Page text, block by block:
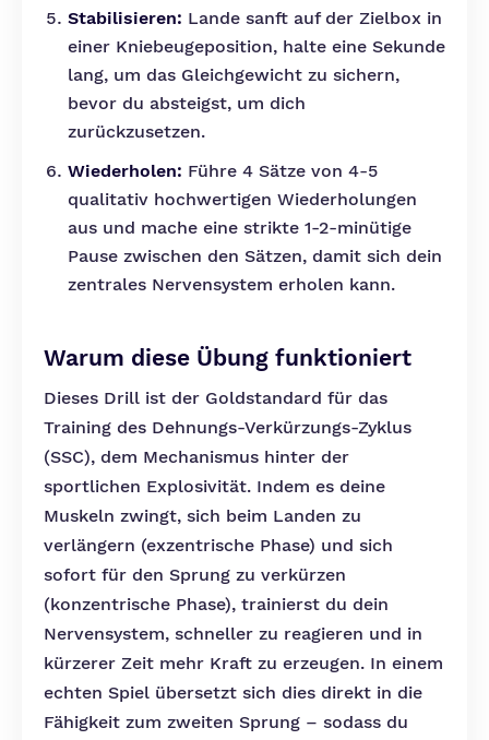
Stabilisieren: Lande sanft auf der Zielbox in
einer Kniebeugeposition, halte eine Sekunde
lang, um das Gleichgewicht zu sichern,
bevor du absteigst, um dich
zurückzusetzen.
Wiederholen: Führe 4 Sätze von 4-5
qualitativ hochwertigen Wiederholungen
aus und mache eine strikte 1-2-minütige
Pause zwischen den Sätzen, damit sich dein
zentrales Nervensystem erholen kann.
Warum diese Übung funktioniert
Dieses Drill ist der Goldstandard für das
Training des Dehnungs-Verkürzungs-Zyklus
(SSC), dem Mechanismus hinter der
sportlichen Explosivität. Indem es deine
Muskeln zwingt, sich beim Landen zu
verlängern (exzentrische Phase) und sich
sofort für den Sprung zu verkürzen
(konzentrische Phase), trainierst du dein
Nervensystem, schneller zu reagieren und in
kürzerer Zeit mehr Kraft zu erzeugen. In einem
echten Spiel übersetzt sich dies direkt in die
Fähigkeit zum zweiten Sprung – sodass du